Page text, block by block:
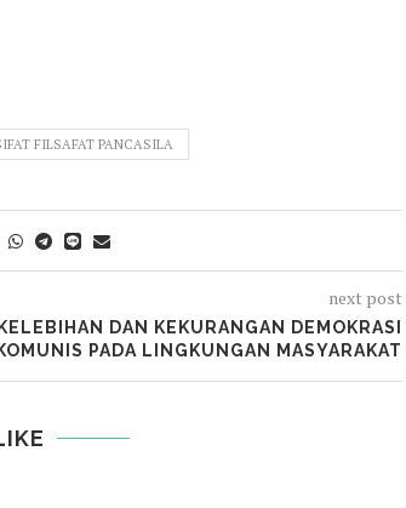
FILSAFAT PANCASILA
next post
DAN KEKURANGAN DEMOKRASI
KOMUNIS PADA LINGKUNGAN MASYARAKAT